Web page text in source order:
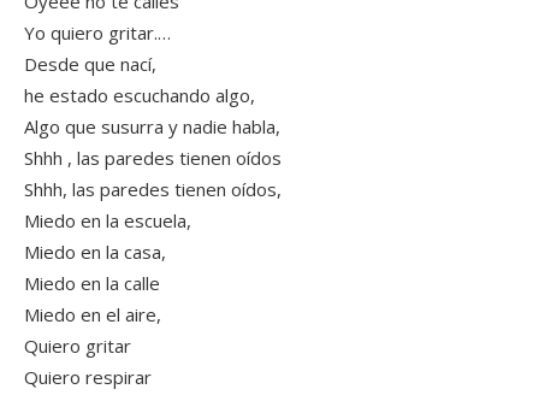
Yo quiero gritar.…
Desde que nací,
he estado escuchando algo,
Algo que susurra y nadie habla,
Shhh , las paredes tienen oídos
Shhh, las paredes tienen oídos,
Miedo en la escuela,
Miedo en la casa,
Miedo en la calle
Miedo en el aire,
Quiero gritar
Quiero respirar